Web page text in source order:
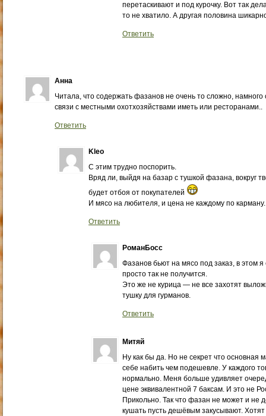
перетаскивают и под курочку. Вот так
то не хватило. А другая половина
Ответить
Анна
Читала, что содержать фазанов не очень то сложно,
связи с местными охотхозяйствами иметь или ресторанами..
Ответить
Kleo
С этим трудно поспорить.
Вряд ли, выйдя на базар с тушкой фазана, вокруг
будет отбоя от покупателей
И мясо на любителя, и цена не каждому по карману.
Ответить
РоманБосс
Фазанов бьют на мясо под заказ, в этом я
просто так не получится.
Это же не курица — не все захотят
тушку для гурманов.
Ответить
Митяй
Ну как бы да. Но не секрет что основная
себе набить чем подешевле. У каждого
нормально. Меня больше удивляет
цене эквивалентной 7 баксам. И это не
Прикольно. Так что фазан не может и не
кушать пусть дешёвым закусывают.